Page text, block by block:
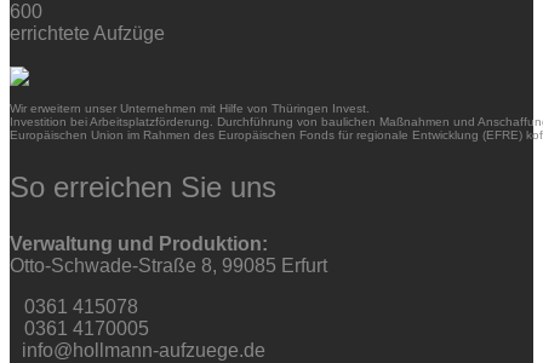
600
errichtete Aufzüge
Wir erweitern unser Unternehmen mit Hilfe von Thüringen Invest.
Investition bei Arbeitsplatzförderung. Durchführung von baulichen Maßnahmen und
Europäischen Union im Rahmen des Europäischen Fonds für regionale Entwicklung (EFRE)
So erreichen Sie uns
Verwaltung und Produktion:
Otto-Schwade-Straße 8, 99085 Erfurt
0361 415078
0361 4170005
info@hollmann-aufzuege.de